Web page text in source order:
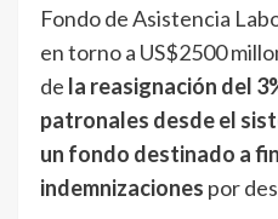
Fondo de Asistencia
en torno a US$2500
de la reasignación del
patronales desde el
un fondo destinado a
indemnizaciones por